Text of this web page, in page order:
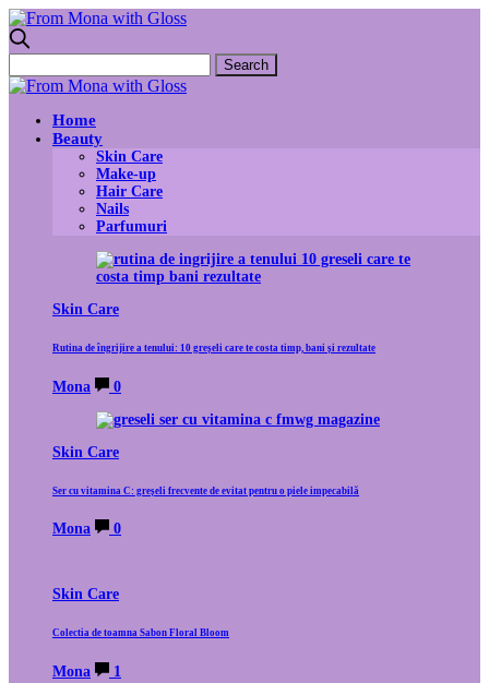
Home
Beauty
Skin Care
Make-up
Hair Care
Nails
Parfumuri
Skin Care
Rutina de îngrijire a tenului: 10 greșeli care te costa timp, bani și rezultate
Mona 0
Skin Care
Ser cu vitamina C: greșeli frecvente de evitat pentru o piele impecabilă
Mona 0
Skin Care
Colectia de toamna Sabon Floral Bloom
Mona 1